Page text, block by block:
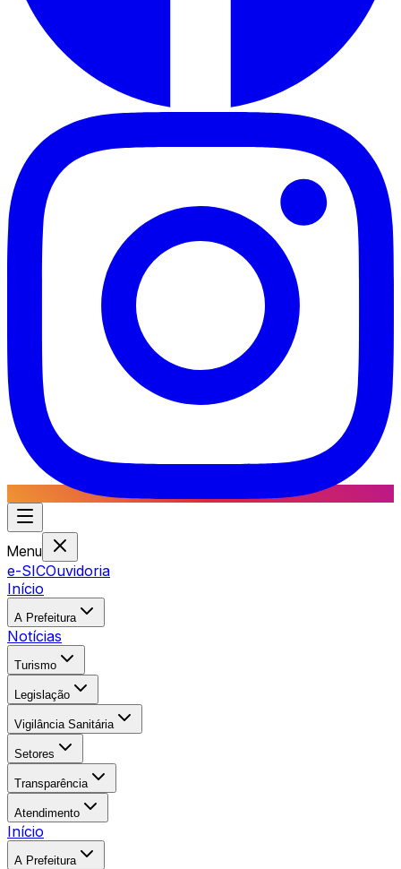
Menu
e-SICOuvidoria
Início
A Prefeitura
Notícias
Turismo
Legislação
Vigilância Sanitária
Setores
Transparência
Atendimento
Início
A Prefeitura